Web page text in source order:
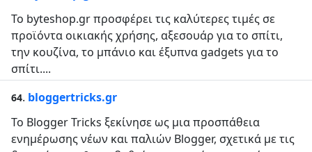
Το byteshop.gr προσφέρει τις καλύτερες τιμές σε
προϊόντα οικιακής χρήσης, αξεσουάρ για το σπίτι,
την κουζίνα, το μπάνιο και έξυπνα gadgets για το
σπίτι....
64. bloggertricks.gr
Το Blogger Tricks ξεκίνησε ως μια προσπάθεια
ενημέρωσης νέων και παλιών Blogger, σχετικά με τις